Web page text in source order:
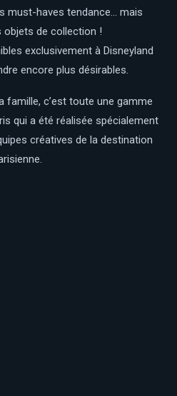
must-haves tendance… mais
objets de collection !
exclusivement à Disneyland
encore plus désirables.
famille, c’est toute une gamme
qui a été réalisée spécialement
créatives de la destination